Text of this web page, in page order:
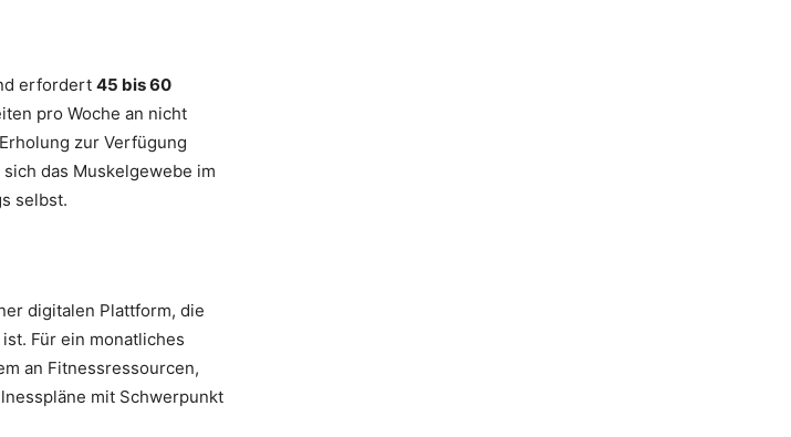
erfordert 45 bis 60
pro Woche an nicht
zur Verfügung
das Muskelgewebe im
selbst.
digitalen Plattform, die
Für ein monatliches
an Fitnessressourcen,
mit Schwerpunkt